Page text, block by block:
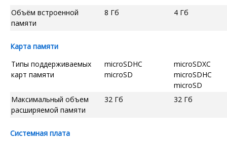
Объём встроенной
памяти
8 Гб 4 Гб
Карта памяти
Типы поддерживаемых
карт памяти
microSDHC
microSD
microSDXC
microSDHC
microSD
Максимальный объем
расширяемой памяти
32 Гб 32 Гб
Системная плата